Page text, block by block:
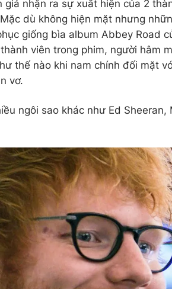
nhận ra sự xuất hiện của 2
dù không hiện mặt nhưng
giống bìa album Abbey Road
viên trong phim, người hâm
thế nào khi nam chính đối mặt
vơ.
ngôi sao khác như Ed Sheeran,